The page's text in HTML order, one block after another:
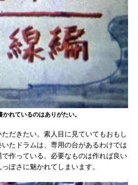
れているのはありがたい。
だきたい。素人目に見ていてもおもし
たドラムは、専用の台があるわけでは
作っている。必要なものは作れば良い
ぽさに魅かれてしまいます。